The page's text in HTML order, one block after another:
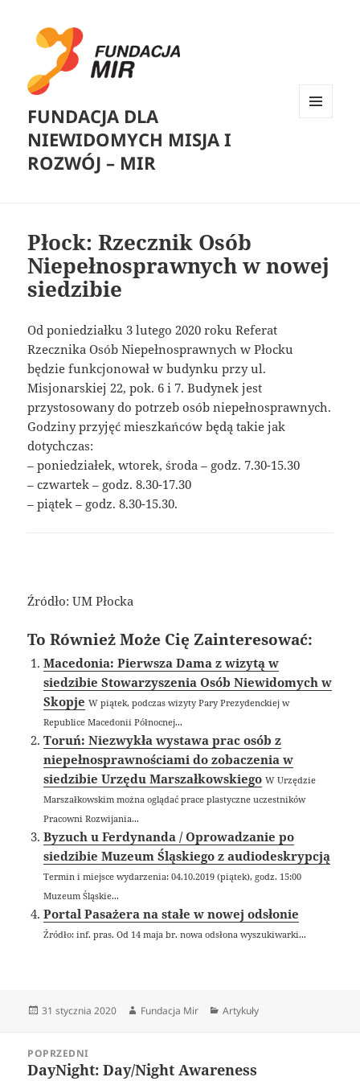
FUNDACJA DLA
NIEWIDOMYCH MISJA I
ROZWÓJ – MIR
Płock: Rzecznik Osób
Niepełnosprawnych w nowej
siedzibie
Od poniedziałku 3 lutego 2020 roku Referat
Rzecznika Osób Niepełnosprawnych w Płocku
będzie funkcjonował w budynku przy ul.
Misjonarskiej 22, pok. 6 i 7. Budynek jest
przystosowany do potrzeb osób niepełnosprawnych.
Godziny przyjęć mieszkańców będą takie jak
dotychczas:
– poniedziałek, wtorek, środa – godz. 7.30-15.30
– czwartek – godz. 8.30-17.30
– piątek – godz. 8.30-15.30.
Źródło: UM Płocka
To Również Może Cię Zainteresować:
Macedonia: Pierwsza Dama z wizytą w
siedzibie Stowarzyszenia Osób Niewidomych w
Skopje W piątek, podczas wizyty Pary Prezydenckiej w
Republice Macedonii Północnej...
Toruń: Niezwykła wystawa prac osób z
niepełnosprawnościami do zobaczenia w
siedzibie Urzędu Marszałkowskiego W Urzędzie
Marszałkowskim można oglądać prace plastyczne uczestników
Pracowni Rozwijania...
Byzuch u Ferdynanda / Oprowadzanie po
siedzibie Muzeum Śląskiego z audiodeskrypcją
Termin i miejsce wydarzenia: 04.10.2019 (piątek), godz. 15:00
Muzeum Śląskie...
Portal Pasażera na stałe w nowej odsłonie
Źródło: inf. pras. Od 14 maja br. nowa odsłona wyszukiwarki...
Data
31 stycznia 2020 Autor
Fundacja Mir Kategorie
Artykuły
wpisuPOPRZEDNI
Poprzedni
DayNight: Day/Night Awareness